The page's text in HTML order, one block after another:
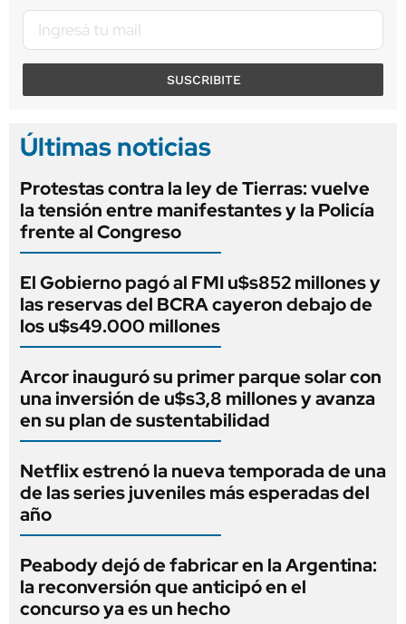
SUSCRIBITE
Últimas noticias
Protestas contra la ley de Tierras: vuelve
la tensión entre manifestantes y la Policía
frente al Congreso
El Gobierno pagó al FMI u$s852 millones y
las reservas del BCRA cayeron debajo de
los u$s49.000 millones
Arcor inauguró su primer parque solar con
una inversión de u$s3,8 millones y avanza
en su plan de sustentabilidad
Netflix estrenó la nueva temporada de una
de las series juveniles más esperadas del
año
Peabody dejó de fabricar en la Argentina:
la reconversión que anticipó en el
concurso ya es un hecho